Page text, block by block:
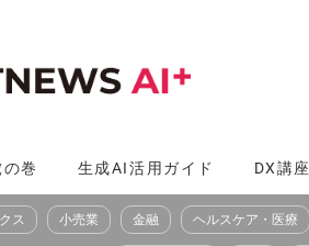
巻 生成AI活用ガイド DX講座
ス 小売業 金融 ヘルスケア・医療